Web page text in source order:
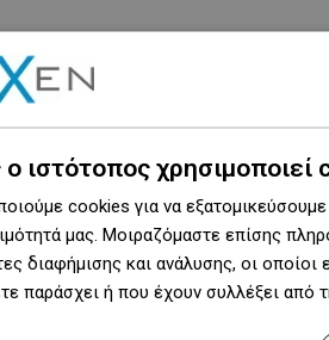
ιστότοπος χρησιμοποιεί
cookies για να
μας. Μοιραζόμαστε επίσης
διαφήμισης και ανάλυσης, οι
παράσχει ή που έχουν συλλέξει